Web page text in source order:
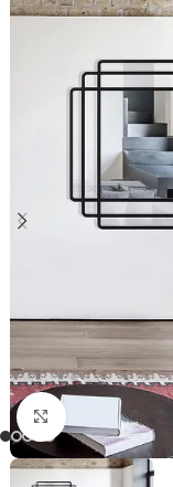
Click to enlarge